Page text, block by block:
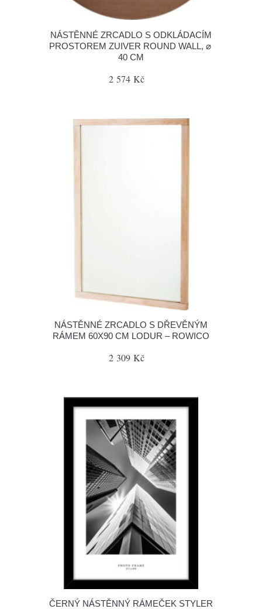
NÁSTĚNNÉ ZRCADLO S ODKLÁDACÍM
PROSTOREM ZUIVER ROUND WALL, ⌀
40 CM
2 574 Kč
NÁSTĚNNÉ ZRCADLO S DŘEVĚNÝM
RÁMEM 60X90 CM LODUR – ROWICO
2 309 Kč
ČERNÝ NÁSTĚNNÝ RÁMEČEK STYLER